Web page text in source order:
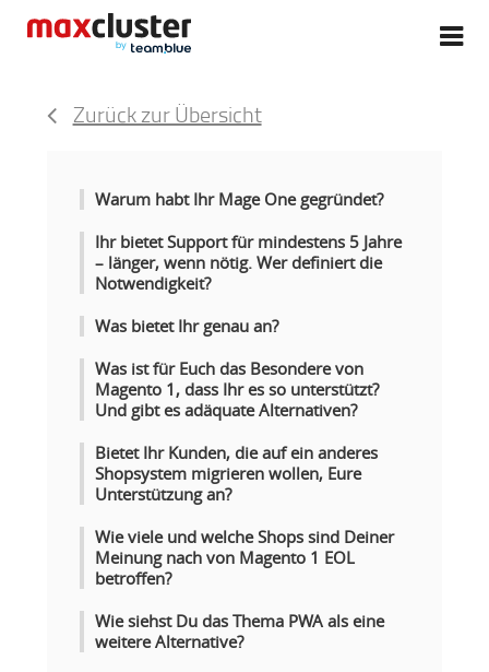
Zurück zur Übersicht
Warum habt Ihr Mage One gegründet?
Ihr bietet Support für mindestens 5 Jahre
– länger, wenn nötig. Wer definiert die
Notwendigkeit?
Was bietet Ihr genau an?
Was ist für Euch das Besondere von
Magento 1, dass Ihr es so unterstützt?
Und gibt es adäquate Alternativen?
Bietet Ihr Kunden, die auf ein anderes
Shopsystem migrieren wollen, Eure
Unterstützung an?
Wie viele und welche Shops sind Deiner
Meinung nach von Magento 1 EOL
betroffen?
Wie siehst Du das Thema PWA als eine
weitere Alternative?